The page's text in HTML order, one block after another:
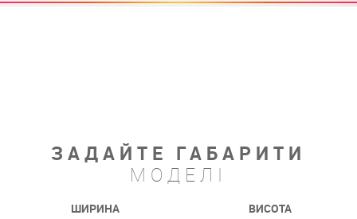
ЗАДАЙТЕ ГАБАРИТИ
МОДЕЛІ
ШИРИНА
ВИСОТА